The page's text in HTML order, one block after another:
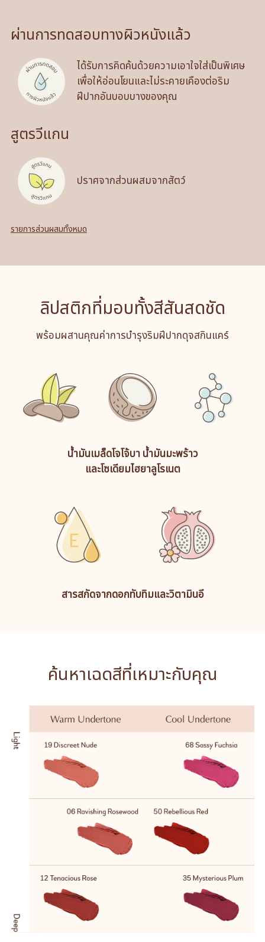
ผ่านการทดสอบทางผิวหนังแล้ว
ได้รับการคิดค้นด้วยความเอาใจใส่เป็นพิเศษ
เพื่อให้อ่อนโยนและไม่ระคายเคืองต่อริม
ฝีปากอันบอบบางของคุณ
สูตรวีแกน
ปราศจากส่วนผสมจากสัตว์
รายการส่วนผสมทั้งหมด
ลิปสติกที่มอบทั้งสีสันสดชัด
พร้อมผสานคุณค่าการบำรุงริมฝีปากดุจสกินแคร์
น้ำมันเมล็ดโจโจ้บา น้ำมันมะพร้าว
และโซเดียมไฮยาลูโรเนต
สารสกัดจากดอกทับทิมและวิตามินอี
ค้นหาเฉดสีที่เหมาะกับคุณ